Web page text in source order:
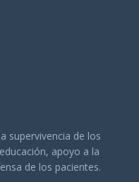
supervivencia de los
apoyo a la
de los pacientes.